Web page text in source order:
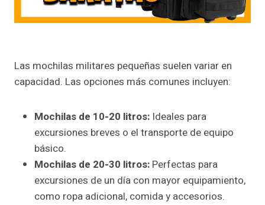
Las mochilas militares pequeñas suelen variar en
capacidad. Las opciones más comunes incluyen:
Mochilas de 10-20 litros: Ideales para
excursiones breves o el transporte de equipo
básico.
Mochilas de 20-30 litros: Perfectas para
excursiones de un día con mayor equipamiento,
como ropa adicional, comida y accesorios.